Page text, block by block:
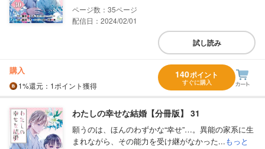
35
配信日：2024/02/01
試し読み
購入
1%還元 ：1ポイント獲得
140ポイント
すぐに購入
わたしの幸せな結婚【分冊版】 31
願うのは、ほんのわずかな“幸せ”…。異能の家系に生
まれながら、その能力を受け継がなかった...もっと